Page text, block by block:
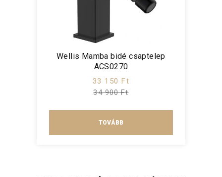
Wellis Mamba bidé csaptelep
ACS0270
33 150 Ft
34 900 Ft
TOVÁBB